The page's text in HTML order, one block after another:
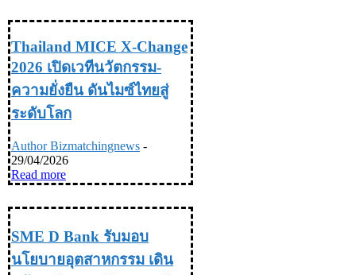
Thailand MICE X-Change
2026 เปิดเวทีนวัตกรรม-
ความยั่งยืน ดันไมซ์ไทยสู่
ระดับโลก
Author Bizmatchingnews -
29/04/2026
Read more
SME D Bank รับมอบ
นโยบายอุตสาหกรรม เดิน